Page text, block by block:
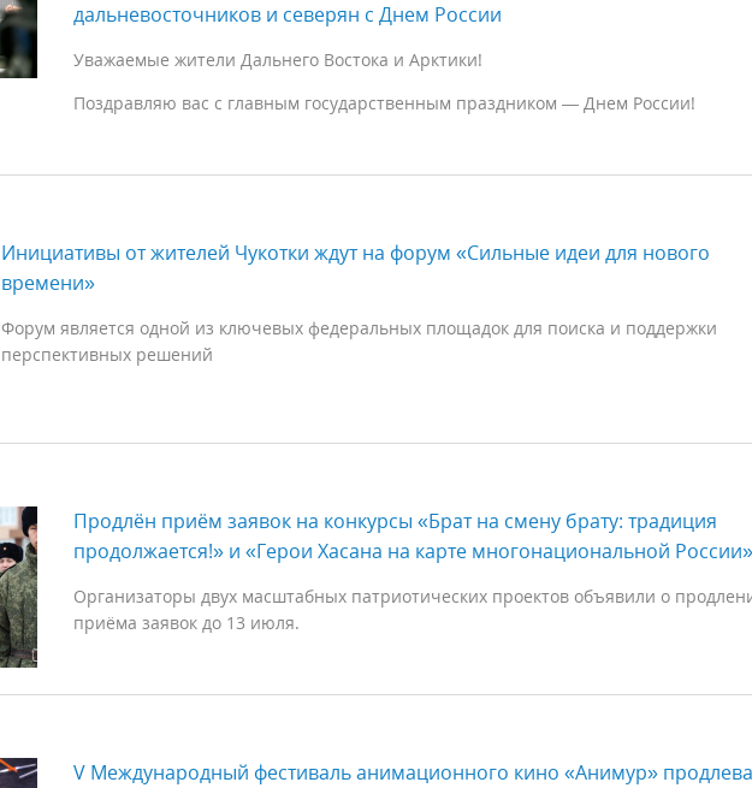
дальневосточников и северян с Днем России
Уважаемые жители Дальнего Востока и Арктики!
Поздравляю вас с главным государственным праздником — Днем России!
Инициативы от жителей Чукотки ждут на форум «Сильные идеи для нового
времени»
Форум является одной из ключевых федеральных площадок для поиска и поддержки
перспективных решений
Продлён приём заявок на конкурсы «Брат на смену брату: традиция
продолжается!» и «Герои Хасана на карте многонациональной России»
Организаторы двух масштабных патриотических проектов объявили о
приёма заявок до 13 июля.
V Международный фестиваль анимационного кино «Анимур»